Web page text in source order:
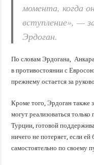
момента, когда
вступление», —
Эрдоган.
По словам Эрдогана,
в противостоянии с
прежнему остается за
Кроме того, Эрдоган также
могут реализоваться
Турции, готовой
ничего не потеряет, если
самостоятельно по своему